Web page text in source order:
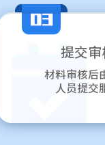
提交审
材料审核后
人员提交